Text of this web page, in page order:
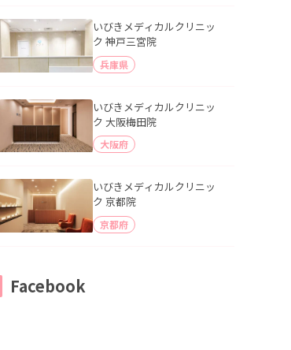
いびきメディカルクリニッ
ク 神戸三宮院
兵庫県
いびきメディカルクリニッ
ク 大阪梅田院
大阪府
いびきメディカルクリニッ
ク 京都院
京都府
Facebook